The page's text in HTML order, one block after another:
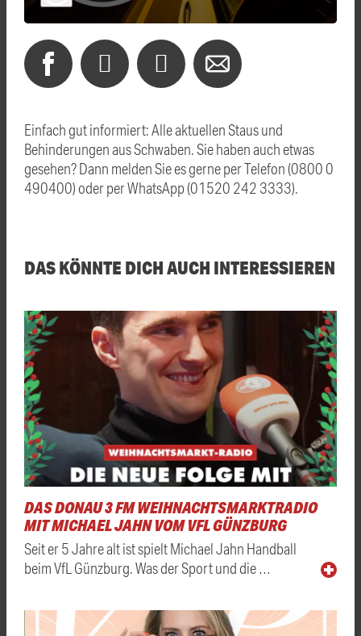
Einfach gut informiert: Alle aktuellen Staus und
Behinderungen aus Schwaben. Sie haben auch etwas
gesehen? Dann melden Sie es gerne per Telefon (0800 0
490400) oder per WhatsApp (01520 242 3333).
DAS KÖNNTE DICH AUCH INTERESSIEREN
DAS DONAU 3 FM WEIHNACHTSMARKTRADIO
MIT MICHAEL JAHN VOM VFL GÜNZBURG
Seit er 5 Jahre alt ist spielt Michael Jahn Handball
beim VfL Günzburg. Was der Sport und die …